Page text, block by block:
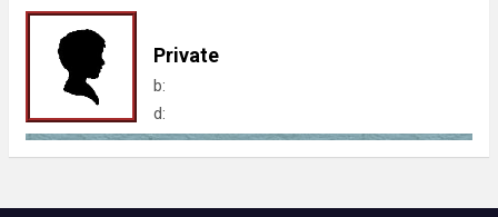
Private
b:
d: